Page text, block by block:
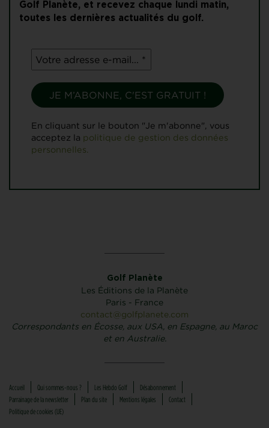
Golf Planète, et recevez chaque lundi matin,
toutes les dernières actualités du golf.
En cliquant sur le bouton "Je m'abonne", vous
acceptez la politique de gestion des données
personnelles.
Golf Planète
Les Éditions de la Planète
Paris - France
contact@golfplanete.com
Correspondants en Écosse, aux USA, en Espagne, au Maroc
et en Australie.
Accueil Qui sommes-nous ? Les Hebdo Golf
Désabonnement
Parrainage de la newsletter
Plan du site Mentions légales
Contact
Politique de cookies (UE)